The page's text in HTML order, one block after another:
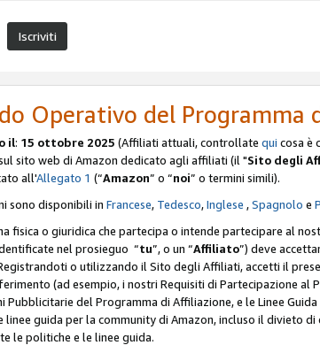
Iscriviti
Operativo del Programma
il: 15 ottobre 2025 (Affiliati attuali, controllate qui cosa è
sito web di Amazon dedicato agli affiliati (il "Sito degli
all'Allegato 1 (“Amazon” o “noi” o termini simili).
sono disponibili in Francese, Tedesco,Inglese ,Spagnolo e
fisica o giuridica che partecipa o intende partecipare al
nel prosieguo “tu”, o un “Affiliato”) deve
o utilizzando il Sito degli Affiliati, accetti il
(ad esempio, i nostri Requisiti di Partecipazione
Pubblicitarie del Programma di Affiliazione, e le Linee
linee guida per la community di Amazon, incluso il divieto
le politiche e le linee guida.